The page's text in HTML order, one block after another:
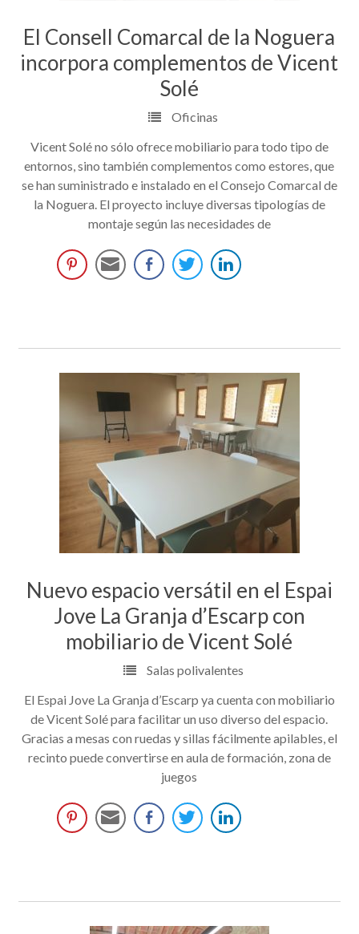
El Consell Comarcal de la Noguera
incorpora complementos de Vicent
Solé
Oficinas
Vicent Solé no sólo ofrece mobiliario para todo tipo de
entornos, sino también complementos como estores, que
se han suministrado e instalado en el Consejo Comarcal de
la Noguera. El proyecto incluye diversas tipologías de
montaje según las necesidades de
Nuevo espacio versátil en el Espai
Jove La Granja d’Escarp con
mobiliario de Vicent Solé
Salas polivalentes
El Espai Jove La Granja d’Escarp ya cuenta con mobiliario
de Vicent Solé para facilitar un uso diverso del espacio.
Gracias a mesas con ruedas y sillas fácilmente apilables, el
recinto puede convertirse en aula de formación, zona de
juegos